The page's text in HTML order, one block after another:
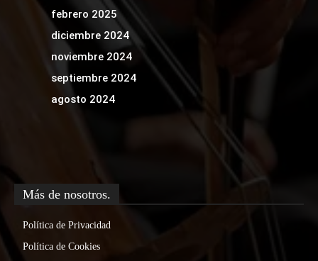
febrero 2025
diciembre 2024
noviembre 2024
septiembre 2024
agosto 2024
Más de nosotros.
Política de Privacidad
Política de Cookies